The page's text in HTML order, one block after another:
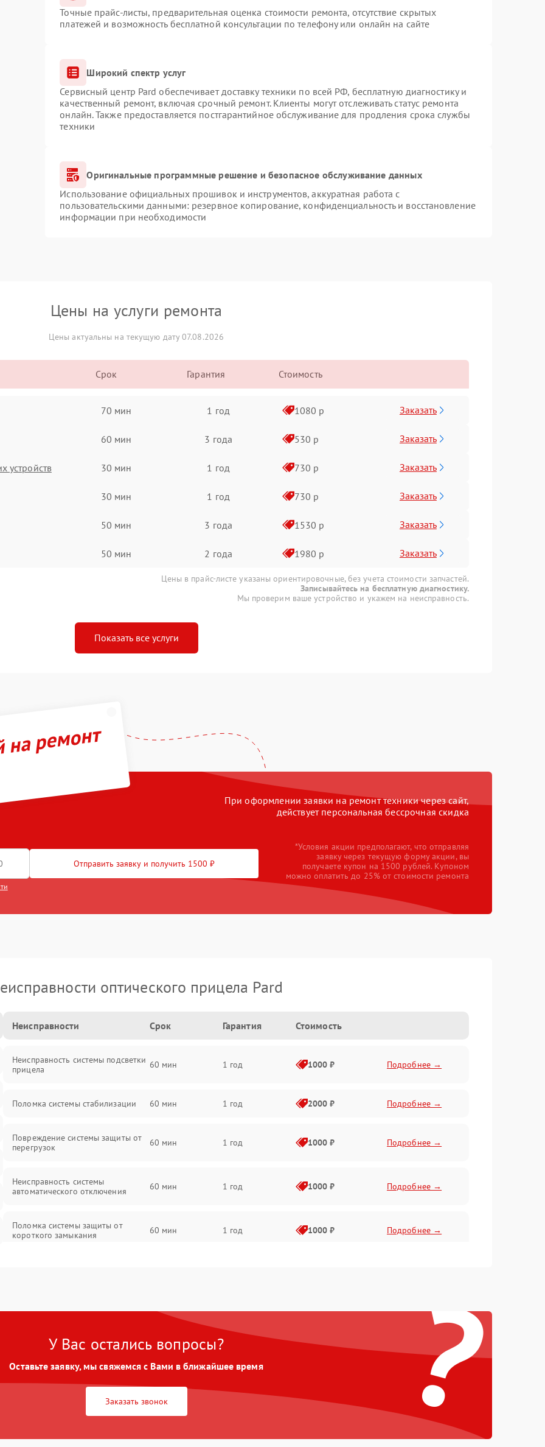
Точные прайс-листы, предварительная оценка стоимости ремонта, отсутствие скрытых
платежей и возможность бесплатной консультации по телефону или онлайн на сайте
Широкий спектр услуг
Сервисный центр Pard обеспечивает доставку техники по всей РФ, бесплатную диагностику и
качественный ремонт, включая срочный ремонт. Клиенты могут отслеживать статус ремонта
онлайн. Также предоставляется постгарантийное обслуживание для продления срока службы
техники
Оригинальные программные решение и безопасное обслуживание данных
Использование официальных прошивок и инструментов, аккуратная работа с
пользовательскими данными: резервное копирование, конфиденциальность и восстановление
информации при необходимости
Цены на услуги ремонта
Цены актуальны на текущую дату 07.08.2026
Срок Гарантия Стоимость
70 мин 1 год 1080 р Заказать
60 мин 3 года 530 р Заказать
устройств 30 мин 1 год 730 р Заказать
30 мин 1 год 730 р Заказать
50 мин 3 года 1530 р Заказать
50 мин 2 года 1980 р Заказать
Цены в прайс-листе указаны ориентировочные, без учета стоимости запчастей.
Записывайтесь на бесплатную диагностику.
Мы проверим ваше устройство и укажем на неисправность.
Показать все услуги
ремонт
При оформлении заявки на ремонт техники через сайт,
действует персональная бессрочная скидка
Отправить заявку и получить 1500 ₽
*Условия акции предполагают, что отправляя
заявку через текущую форму акции, вы
получаете купон на 1500 рублей. Купоном
можно оплатить до 25% от стоимости ремонта
оптического прицела Pard
Неисправности Срок Гарантия Стоимость
Неисправность системы подсветки
прицела
60 мин 1 год 1000 ₽ Подробнее →
Поломка системы стабилизации 60 мин 1 год 2000 ₽ Подробнее →
Повреждение системы защиты от
перегрузок
60 мин 1 год 1000 ₽ Подробнее →
Неисправность системы
автоматического отключения
60 мин 1 год 1000 ₽ Подробнее →
Поломка системы защиты от
короткого замыкания
60 мин 1 год 1000 ₽ Подробнее →
Неисправность системы защиты от
60 мин Подробнее →
замыкания
60 мин Подробнее →
Неисправность системы защиты от 60 мин 1000 ₽ Подробнее →
?
У Вас остались вопросы?
Оставьте заявку, мы свяжемся с Вами в ближайшее время
Заказать звонок